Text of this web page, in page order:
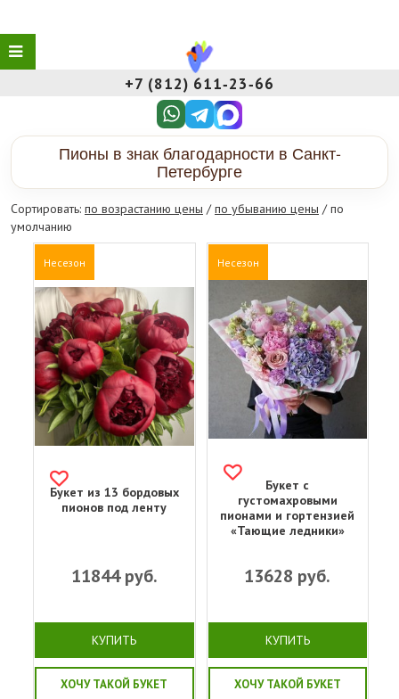
+7 (812) 611‑23‑66
Пионы в знак благодарности в Санкт-
Петербурге
Сортировать: по возрастанию цены /по убыванию цены / по
умолчанию
Несезон
Букет из 13 бордовых
пионов под ленту
11844руб.
КУПИТЬ
ХОЧУ ТАКОЙ БУКЕТ
Несезон
Букет с
густомахровыми
пионами и гортензией
«Тающие ледники»
13628 руб.
КУПИТЬ
ХОЧУ ТАКОЙ БУКЕТ